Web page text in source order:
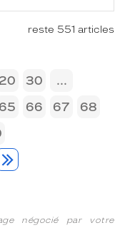
reste 551 articles
20 30
...
65 66 67
68
négocié par votre